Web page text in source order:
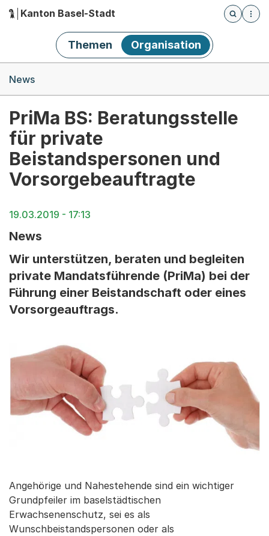
Hauptnavigation
Kanton Basel-Stadt
Öffnet
Themen Organisation
News
PriMa BS: Beratungsstelle
für private
Beistandspersonen und
Vorsorgebeauftragte
19.03.2019 - 17:13
News
Wir unterstützen, beraten und begleiten
private Mandatsführende (PriMa) bei der
Führung einer Beistandschaft oder eines
Vorsorgeauftrags.
Angehörige und Nahestehende sind ein wichtiger
Grundpfeiler im baselstädtischen
Erwachsenenschutz, sei es als
Wunschbeistandspersonen oder als